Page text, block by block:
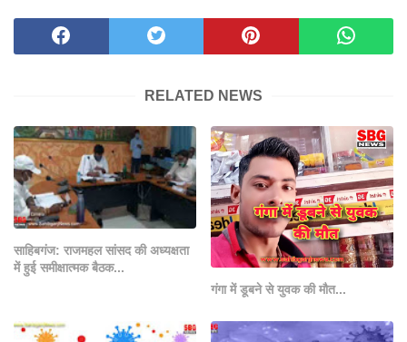
RELATED NEWS
साहिबगंज: राजमहल सांसद की अध्यक्षता
में हुई समीक्षात्मक बैठक...
गंगा में डूबने से युवक की मौत...